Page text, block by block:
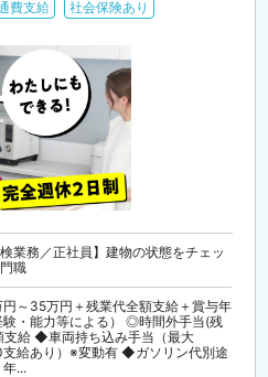
費支給 社会保険あり
検業務／正社員】建物の状態をチェッ
職
円～35万円＋残業代全額支給＋賞与年
験・能力等による） ◎時間外手当(残
支給 ◆車両持ち込み手当（最大
支給あり）※変動有 ◆ガソリン代別途
...